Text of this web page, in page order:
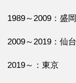
1989～2009：盛岡
2009～2019：仙台
2019～：東京